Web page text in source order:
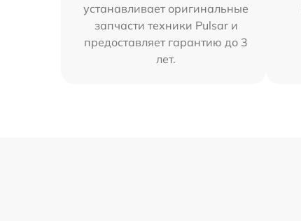
устанавливает оригинальные
запчасти техники Pulsar и
предоставляет гарантию до 3
лет.